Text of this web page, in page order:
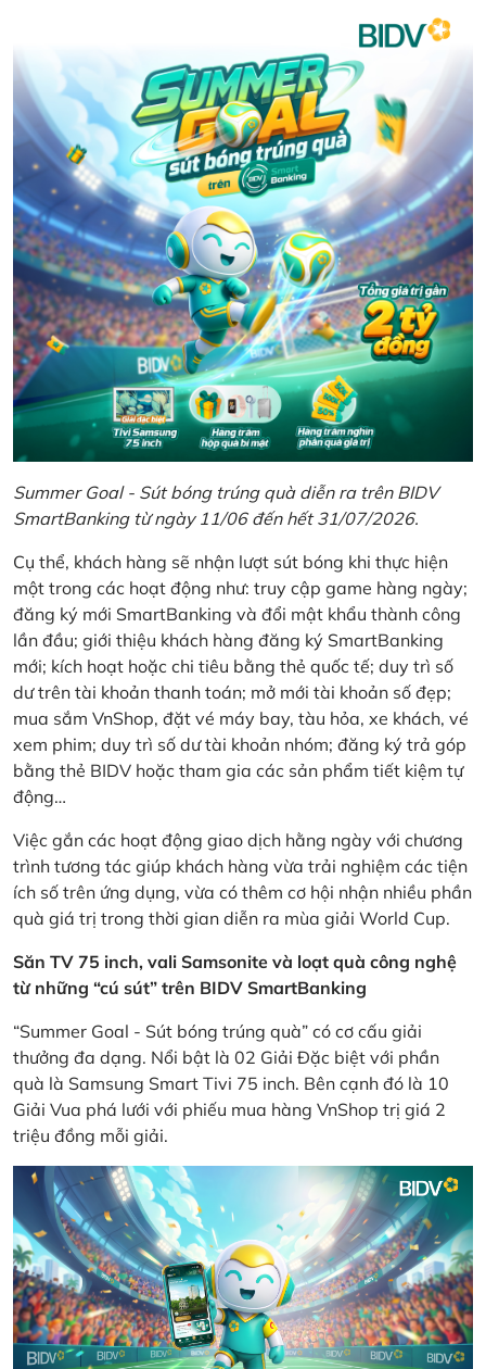
Summer Goal - Sút bóng trúng quà diễn ra trên BIDV
SmartBanking từ ngày 11/06 đến hết 31/07/2026.
Cụ thể, khách hàng sẽ nhận lượt sút bóng khi thực hiện
một trong các hoạt động như: truy cập game hàng ngày;
đăng ký mới SmartBanking và đổi mật khẩu thành công
lần đầu; giới thiệu khách hàng đăng ký SmartBanking
mới; kích hoạt hoặc chi tiêu bằng thẻ quốc tế; duy trì số
dư trên tài khoản thanh toán; mở mới tài khoản số đẹp;
mua sắm VnShop, đặt vé máy bay, tàu hỏa, xe khách, vé
xem phim; duy trì số dư tài khoản nhóm; đăng ký trả góp
bằng thẻ BIDV hoặc tham gia các sản phẩm tiết kiệm tự
động…
Việc gắn các hoạt động giao dịch hằng ngày với chương
trình tương tác giúp khách hàng vừa trải nghiệm các tiện
ích số trên ứng dụng, vừa có thêm cơ hội nhận nhiều phần
quà giá trị trong thời gian diễn ra mùa giải World Cup.
Săn TV 75 inch, vali Samsonite và loạt quà công nghệ
từ những “cú sút” trên BIDV SmartBanking
“Summer Goal - Sút bóng trúng quà” có cơ cấu giải
thưởng đa dạng. Nổi bật là 02 Giải Đặc biệt với phần
quà là Samsung Smart Tivi 75 inch. Bên cạnh đó là 10
Giải Vua phá lưới với phiếu mua hàng VnShop trị giá 2
triệu đồng mỗi giải.